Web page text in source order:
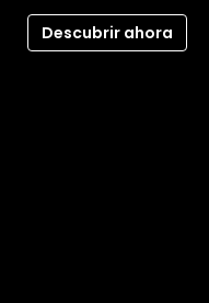
Descubrir ahora